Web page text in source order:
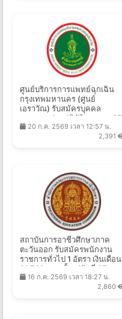
ศูนย์บริการการแพทย์ฉุกเฉิน
กรุงเทพมหานคร (ศูนย์
เอราวัณ) รับสมัครบุคคล
ภายนอกช่วยปฏิบัติราชการ 37
อัตรา ตั้งแต่วันที่ 20 ก.ค. - 21
20 ก.ค. 2569 เวลา 12:57 น.
2,391
สถาบันการอาชีวศึกษาภาค
ตะวันออก รับสมัครพนักงาน
ราชการทั่วไป 1 อัตรา เงินเดือน
21,780 บาท ตั้งแต่วันที่ 27 ก.ค.
- 11 ส.ค. 2569
16 ก.ค. 2569 เวลา 18:27 น.
2,860